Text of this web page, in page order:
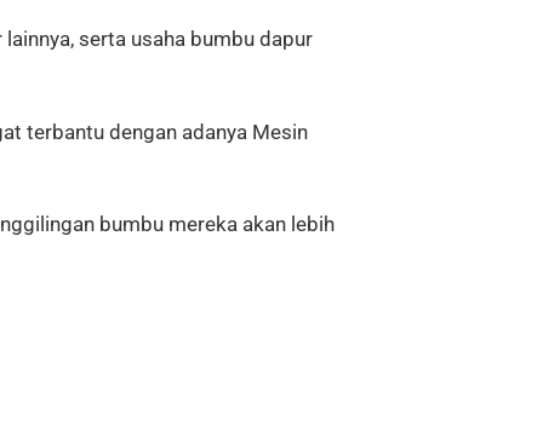
serta usaha bumbu dapur
terbantu dengan adanya Mesin
bumbu mereka akan lebih